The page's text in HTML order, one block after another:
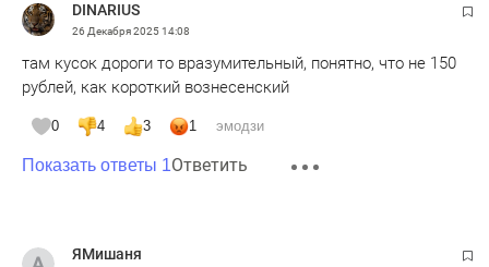
DINARIUS
26 Декабря 202514:08
там кусок дороги то вразумительный, понятно, что не 150
рублей, как короткий вознесенский
0 4 3 1 эмодзи
Показать ответы 1Ответить
ЯМишаня